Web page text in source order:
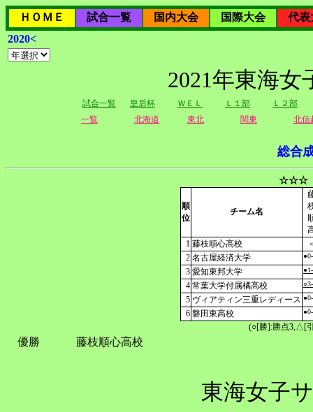
ＨＯＭＥ 試合一覧 国内大会 国際大会
代表
2020<
2021年東海
試合一覧 皇后杯 ＷＥＬ Ｌ１部
Ｌ２部
一覧
北海道 東北 関東 北信
総合
☆☆☆
順
位
チーム名
1 藤枝順心高校 ×
2 名古屋経済大学
3 愛知東邦大学
4 常葉大学付属橘高校
5 ヴィアティン三重レディース
6 磐田東高校
(○[勝]:勝点3,△[
優勝 藤枝順心高校
東海女子